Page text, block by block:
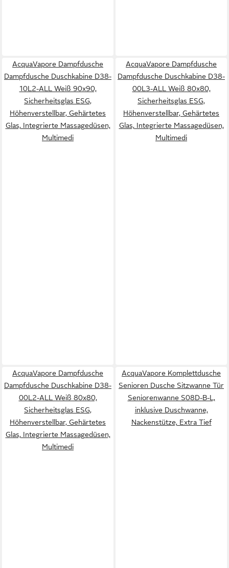
AcquaVapore Dampfdusche
Dampfdusche Duschkabine D38-
10L2-ALL Weiß 90x90,
Sicherheitsglas ESG,
Höhenverstellbar, Gehärtetes
Glas, Integrierte Massagedüsen,
Multimedi
AcquaVapore Dampfdusche
Dampfdusche Duschkabine D38-
00L3-ALL Weiß 80x80,
Sicherheitsglas ESG,
Höhenverstellbar, Gehärtetes
Glas, Integrierte Massagedüsen,
Multimedi
AcquaVapore Dampfdusche
Dampfdusche Duschkabine D38-
00L2-ALL Weiß 80x80,
Sicherheitsglas ESG,
Höhenverstellbar, Gehärtetes
Glas, Integrierte Massagedüsen,
Multimedi
AcquaVapore Komplettdusche
Senioren Dusche Sitzwanne Tür
Seniorenwanne S08D-B-L,
inklusive Duschwanne,
Nackenstütze, Extra Tief